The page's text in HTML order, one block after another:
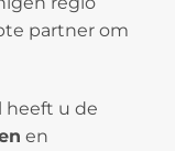
partner om
heeft u de
en